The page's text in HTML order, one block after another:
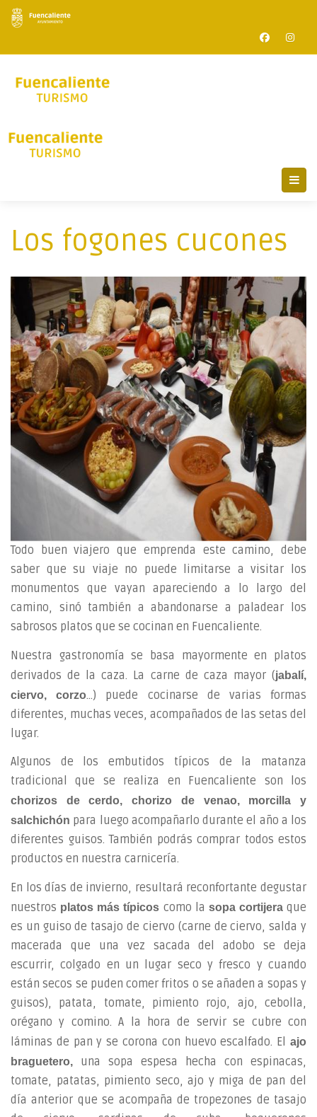
Los fogones cucones
Todo buen viajero que emprenda este camino, debe
saber que su viaje no puede limitarse a visitar los
monumentos que vayan apareciendo a lo largo del
camino, sinó también a abandonarse a paladear los
sabrosos platos que se cocinan en Fuencaliente.
Nuestra gastronomía se basa mayormente en platos
derivados de la caza. La carne de caza mayor (jabalí,
ciervo, corzo…) puede cocinarse de varias formas
diferentes, muchas veces, acompañados de las setas del
lugar.
Algunos de los embutidos típicos de la matanza
tradicional que se realiza en Fuencaliente son los
chorizos de cerdo, chorizo de venao, morcilla y
salchichón para luego acompañarlo durante el año a los
diferentes guisos. También podrás comprar todos estos
productos en nuestra carnicería.
En los días de invierno, resultará reconfortante degustar
nuestros platos más típicos como la sopa cortijeraque
es un guiso de tasajo de ciervo (carne de ciervo, salda y
macerada que una vez sacada del adobo se deja
escurrir, colgado en un lugar seco y fresco y cuando
están secos se puden comer fritos o se añaden a sopas y
guisos), patata, tomate, pimiento rojo, ajo, cebolla,
orégano y comino. A la hora de servir se cubre con
láminas de pan y se corona con huevo escalfado. El ajo
braguetero, una sopa espesa hecha con espinacas,
tomate, patatas, pimiento seco, ajo y miga de pan del
día anterior que se acompaña de tropezones de tasajo